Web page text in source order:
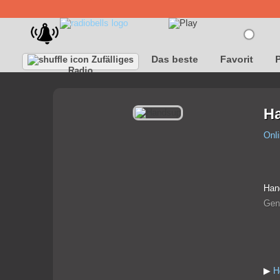
Zufälliges
Radio
Das beste Favorit
▶